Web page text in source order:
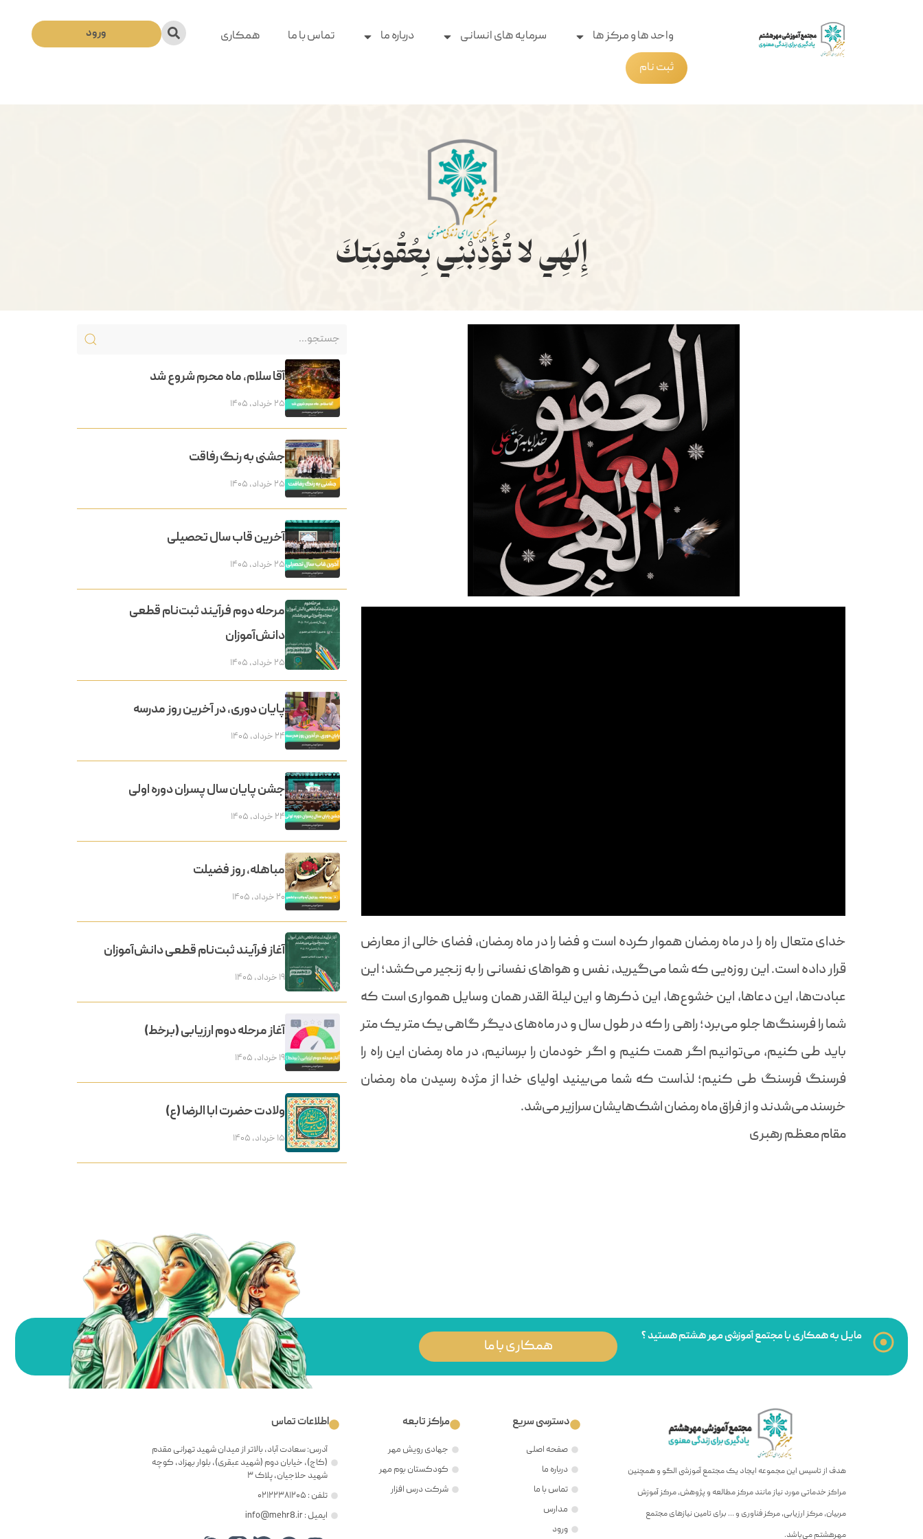
واحد ها و مرکز ها سرمایه های انسانی درباره ما تماس با ما
همکاری
ثبت نام
ورود
إِلَهِي لا تُؤَدِّبْنِي بِعُقُوبَتِكَ
خدای متعال راه را در ماه رمضان هموار کرده است و فضا را در ماه رمضان، فضای خالی از معارض
قرار داده است. این روزه‌یی که شما می‌گیرید، نفس و هواهای نفسانی را به زنجیر می‌کشد؛ این
عبادت‌ها، این دعاها، این خشوع‌ها، این ذکرها و این لیلة القدر همان وسایل همواری است که
شما را فرسنگ‌ها جلو می‌برد؛ راهی را که در طول سال و در ماه‌های دیگر گاهی یک متر یک متر
باید طی کنیم، می‌توانیم اگر همت کنیم و اگر خودمان را برسانیم، در ماه رمضان این راه را
فرسنگ فرسنگ طی کنیم؛ لذاست که شما می‌بینید اولیای خدا از مژده رسیدن ماه رمضان
خرسند می‌شدند و از فراق ماه رمضان اشک‌هایشان سرازیر می‌شد.
مقام معظم رهبری
آقا سلام، ماه محرم شروع شد
۲۵ خرداد, ۱۴۰۵
جشنی به رنگ رفاقت
۲۵ خرداد, ۱۴۰۵
آخرین قاب سال تحصیلی
۲۵ خرداد, ۱۴۰۵
مرحله دوم فرآیند ثبت‌نام قطعی
دانش‌آموزان
۲۵ خرداد, ۱۴۰۵
پایان دوری، در آخرین روز مدرسه
۲۴ خرداد, ۱۴۰۵
جشن پایان سال پسران دوره اولی
۲۴ خرداد, ۱۴۰۵
مباهله، روز فضیلت
۲۰ خرداد, ۱۴۰۵
آغاز فرآیند ثبت‌نام قطعی دانش‌آموزان
۱۹ خرداد, ۱۴۰۵
آغاز مرحله دوم ارزیابی (برخط)
۱۹ خرداد, ۱۴۰۵
ولادت حضرت ابا الرضا (ع)
۱۵ خرداد, ۱۴۰۵
مایل به همکاری با مجتمع آموزشی مهر هشتم هستید ؟
همکاری با ما
هدف از تاسیس این مجموعه ایجاد یک مجتمع آموزشی الگو و همچنین
مراکز خدماتی مورد نیاز مانند مرکز مطالعه و پژوهش، مرکز آموزش
مربیان، مرکز ارزیابی، مرکز فناوری و … برای تامین نیازهای مجتمع
مهرهشتم می‌باشد.
دسترسی سریع
صفحه اصلی
درباره ما
تماس با ما
مدارس
ورود
مراکز تابعه
جهادی رویش مهر
کودکستان بوم مهر
شرکت درس افزار
اطلاعات تماس
آدرس: سعادت آباد، بالاتر از میدان شهید تهرانی مقدم
(کاج)، خیابان دوم (شهید عبقری)، بلوار بهزاد، کوچه
شهید حلاجیان، پلاک ۳
تلفن : ۰۲۱۲۲۳۸۱۲۰۵
ایمیل : info@mehr8.ir